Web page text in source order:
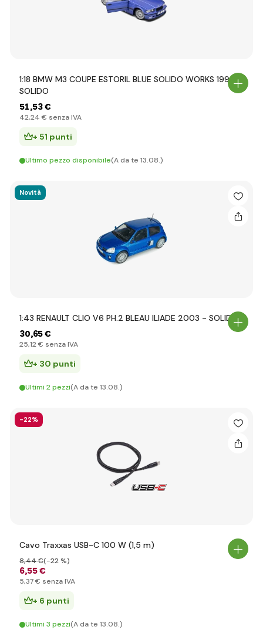
1:18 BMW M3 COUPE ESTORIL BLUE SOLIDO WORKS 1996
SOLIDO
51,53 €
42,24 € senza IVA
+ 51 punti
Ultimo pezzo disponibile(A da te 13.08.)
Novità
1:43 RENAULT CLIO V6 PH.2 BLEAU ILIADE 2003 - SOLIDO
30,65 €
25,12 € senza IVA
+ 30 punti
Ultimi 2 pezzi(A da te 13.08.)
-22%
Cavo Traxxas USB-C 100 W (1,5 m)
6,55 €
8,44 €(-22 %)
5,37 € senza IVA
+ 6 punti
Ultimi 3 pezzi(A da te 13.08.)